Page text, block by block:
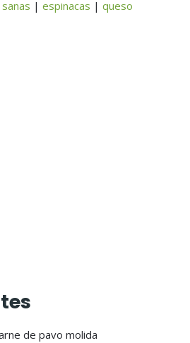
| espinacas | queso
de pavo molida